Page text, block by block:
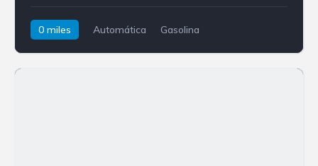
0 miles Automática
Gasolina